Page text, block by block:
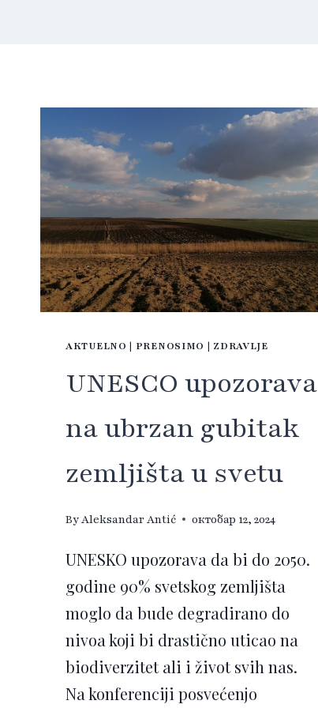
AKTUELNO | PRENOSIMO | ZDRAVLJE
UNESCO upozorava
na ubrzan gubitak
zemljišta u svetu
ByAleksandar Antić октобар 12, 2024
UNESKO upozorava da bi do 2050.
godine 90% svetskog zemljišta
moglo da bude degradirano do
nivoa koji bi drastično uticao na
biodiverzitet ali i život svih nas.
Na konferenciji posvećenjo